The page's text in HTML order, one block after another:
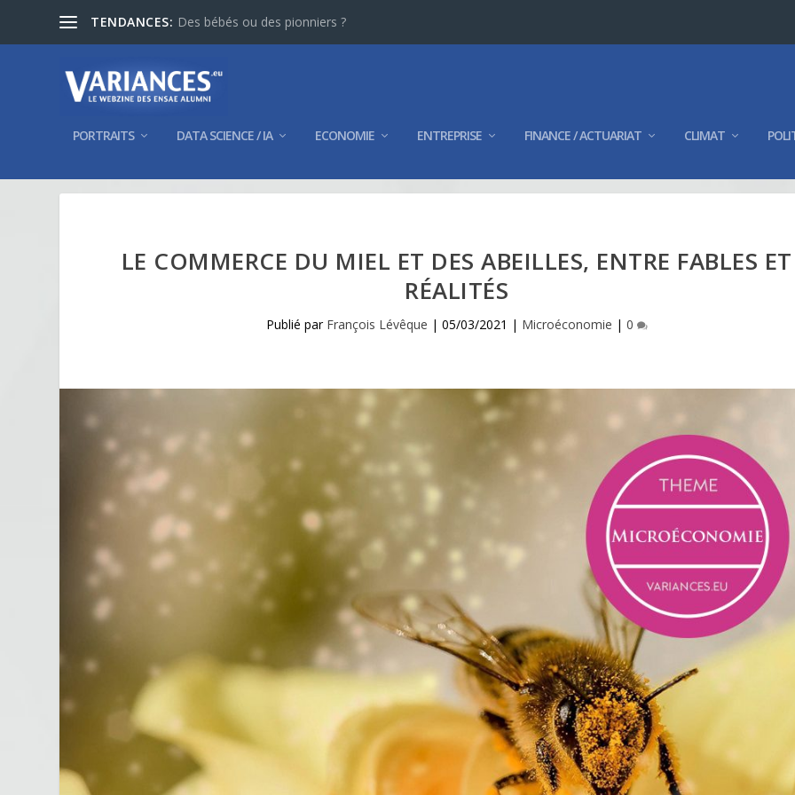
TENDANCES: Des bébés ou des pionniers ?
PORTRAITS DATA SCIENCE / IA ECONOMIE ENTREPRISE FINANCE / ACTUARIAT CLIMAT
LE COMMERCE DU MIEL ET DES ABEILLES, ENTRE FABLES ET
RÉALITÉS
Publié par François Lévêque | 05/03/2021 | Microéconomie | 0